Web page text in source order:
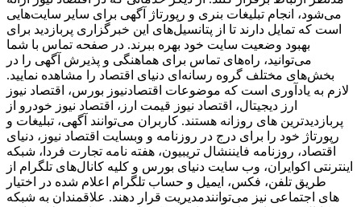
می‌شود، انجام تبلیغات بنری و رپورتاژ آگهی برای سایر سایت‌هایی
است که تمایل دارند تا از پتانسیل‌های این خبرگزاری پربازدید برای
بهبود وضعیت سایت خود بهره ببرند. در صفحه تماس با شما
می‌توانید، راه‌های تماس برای هماهنگی و پذیرش آگهی را در
بخش‌های مختلف گروه رسانه‌ای دنیای اقتصاد را مشاهده نمایید.
لازم به یادآوری است که موضوعات اقتصادنیوز بورس، اقتصاد نیوز
ارز دیجیتال، اقتصاد نیوز قیمت ارز، اقتصاد نیوز خودرو از
پربازدیدترین های روزانه هستند. کاربران می‌توانند آگهی، تبلیغات و
رپورتاژ خود را برای درج در روزنامه و وبسایت اقتصاد نیوز، دنیای
اقتصاد، روزنامه فایننشال تریبیون، هفته نامه تجارت فردا، شبکه
اینترنتی اکوایران، وب سایت دنیای بورس و کلیه کانال‌های تلگرام از
طریق تلفن، فکس، ایمیل و حساب تلگرام اعلام شده در اختیار
مدیریت قرار دهند. علاقمندان به شبکه‎‌های اجتماعی نیز می‌توانند